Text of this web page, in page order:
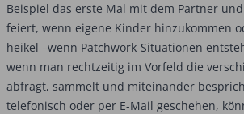
Beispiel das erste Mal mit dem Partner
feiert, wenn eigene Kinder hinzukommen
heikel –wenn Patchwork-Situationen
wenn man rechtzeitig im Vorfeld die
abfragt, sammelt und miteinander
telefonisch oder per E-Mail geschehen,